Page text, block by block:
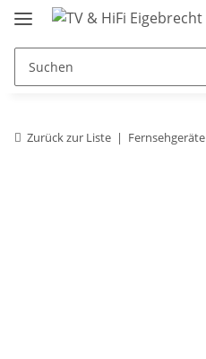
Zurück zur Liste Fernsehgeräte